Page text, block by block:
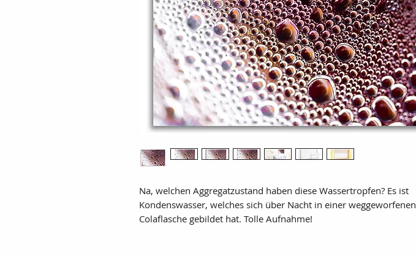
Na, welchen Aggregatzustand haben diese Wassertropfen? Es ist
Kondenswasser, welches sich über Nacht in einer weggeworfenen
Colaflasche gebildet hat. Tolle Aufnahme!